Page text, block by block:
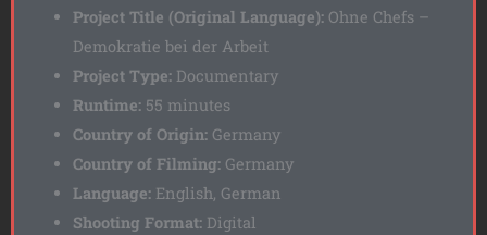
Project Title (Original Language): Ohne Chefs –
Demokratie bei der Arbeit
Project Type: Documentary
Runtime: 55 minutes
Country of Origin: Germany
Country of Filming: Germany
Language: English, German
Shooting Format: Digital